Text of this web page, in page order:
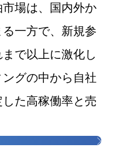
場は、国内外か
一方で、新規参
で以上に激化し
グの中から自社
た高稼働率と売